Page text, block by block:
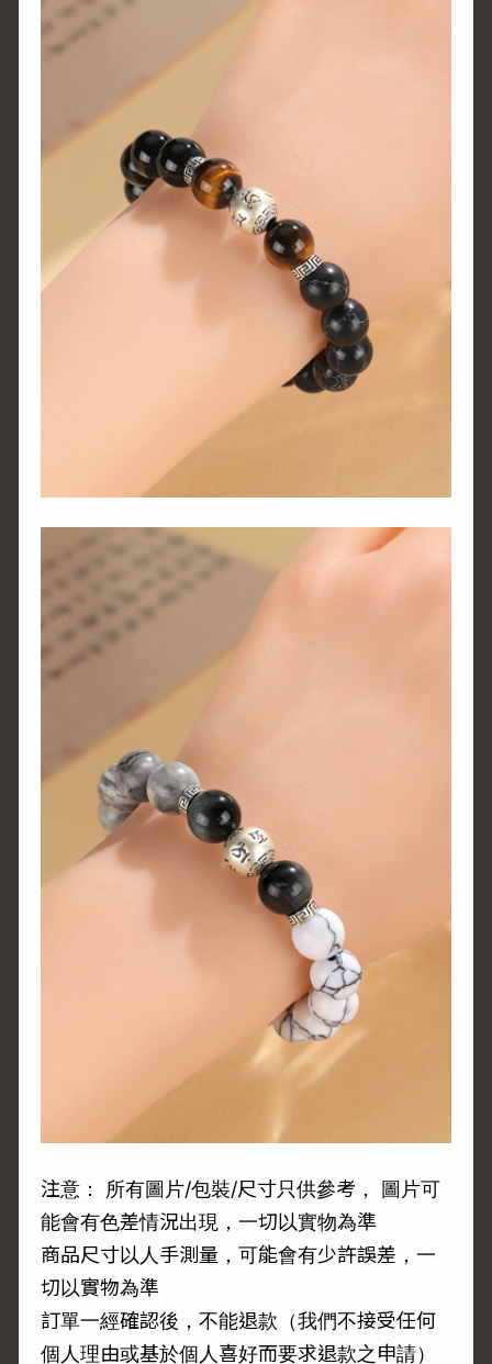
注意： 所有圖片/包裝/尺寸只供參考， 圖片可
能會有色差情況出現，一切以實物為準
商品尺寸以人手測量，可能會有少許誤差，一
切以實物為準
訂單一經確認後，不能退款（我們不接受任何
個人理由或基於個人喜好而要求退款之申請）